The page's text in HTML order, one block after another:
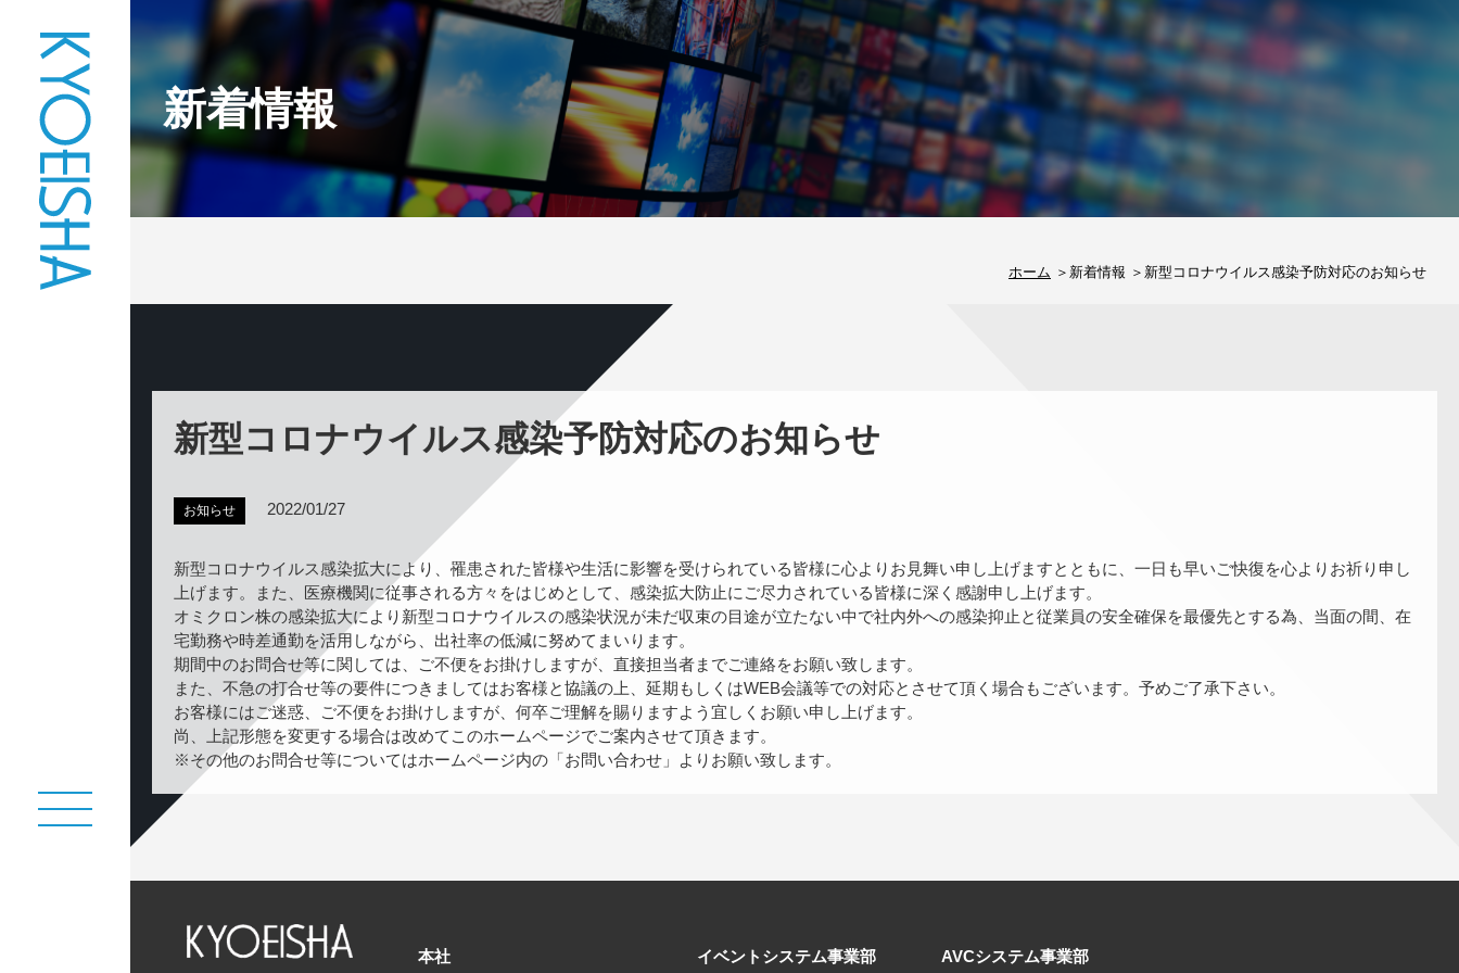
新着情報
ホーム 新着情報 新型コロナウイルス感染予防対応のお知らせ
新型コロナウイルス感染予防対応のお知らせ
お知らせ 2022/01/27
新型コロナウイルス感染拡大により、罹患された皆様や生活に影響を受けられている皆様に心よりお見舞い申し上げますとともに、一日も早いご快復を心よりお祈り申し
上げます。また、医療機関に従事される方々をはじめとして、感染拡大防止にご尽力されている皆様に深く感謝申し上げます。
オミクロン株の感染拡大により新型コロナウイルスの感染状況が未だ収束の目途が立たない中で社内外への感染抑止と従業員の安全確保を最優先とする為、当面の間、在
宅勤務や時差通勤を活用しながら、出社率の低減に努めてまいります。
期間中のお問合せ等に関しては、ご不便をお掛けしますが、直接担当者までご連絡をお願い致します。
また、不急の打合せ等の要件につきましてはお客様と協議の上、延期もしくはWEB会議等での対応とさせて頂く場合もございます。予めご了承下さい。
お客様にはご迷惑、ご不便をお掛けしますが、何卒ご理解を賜りますよう宜しくお願い申し上げます。
尚、上記形態を変更する場合は改めてこのホームページでご案内させて頂きます。
※その他のお問合せ等についてはホームページ内の「お問い合わせ」よりお願い致します。
本社 イベントシステム事業部 AVCシステム事業部